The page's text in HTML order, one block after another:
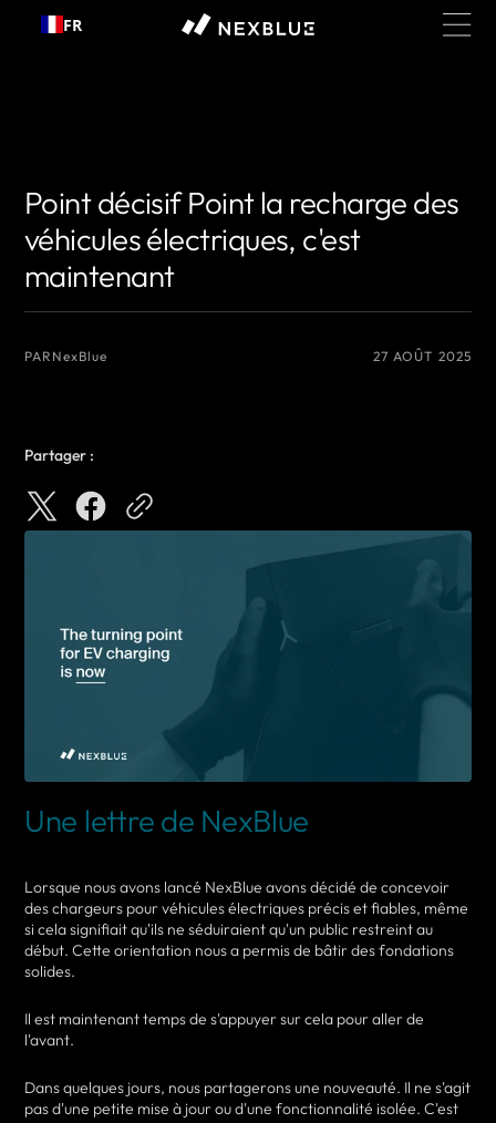
FR
Point décisif Point la recharge des
véhicules électriques, c'est
maintenant
PAR NexBlue 27 AOÛT 2025
Partager :
Une lettre de NexBlue
Lorsque nous avons lancé NexBlue avons décidé de concevoir
des chargeurs pour véhicules électriques précis et fiables, même
si cela signifiait qu'ils ne séduiraient qu'un public restreint au
début. Cette orientation nous a permis de bâtir des fondations
solides.
Il est maintenant temps de s'appuyer sur cela pour aller de
l'avant.
Dans quelques jours, nous partagerons une nouveauté. Il ne s'agit
pas d'une petite mise à jour ou d'une fonctionnalité isolée. C'est